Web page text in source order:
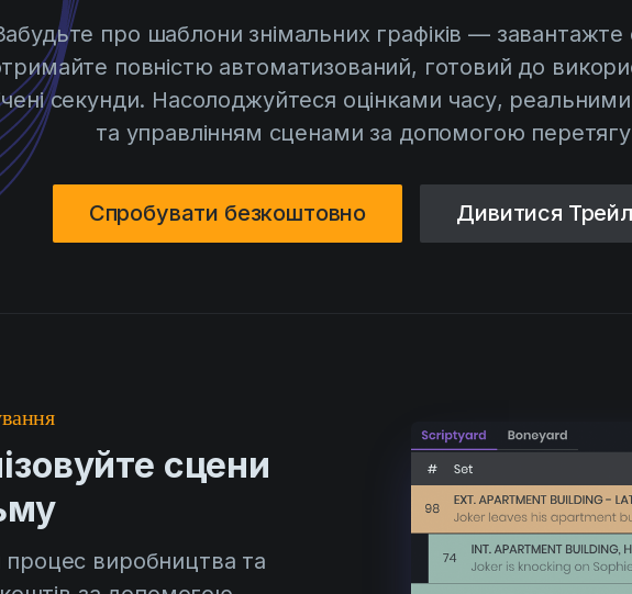
про шаблони знімальних графіків — завантажте
повністю автоматизований, готовий до
секунди. Насолоджуйтеся оцінками часу,
та управлінням сценами за допомогою
Спробувати безкоштовно Дивитися
сцени
виробництва та